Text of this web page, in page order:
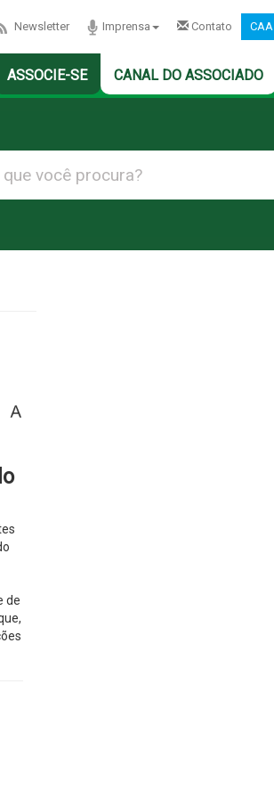
Newsletter Imprensa Contato CAA
ASSOCIE-SE CANAL DO ASSOCIADO
de